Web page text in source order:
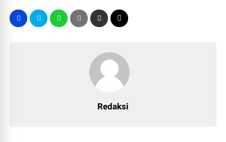
Redaksi